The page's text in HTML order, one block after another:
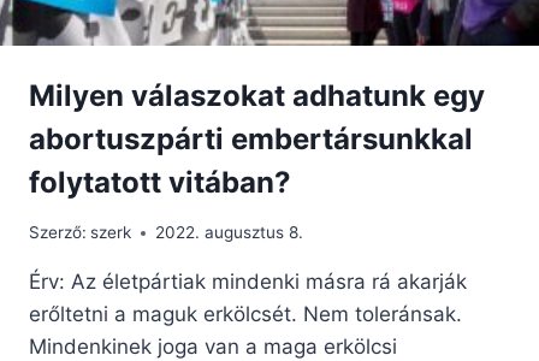
Milyen válaszokat adhatunk egy
abortuszpárti embertársunkkal
folytatott vitában?
Szerző: szerk 2022. augusztus 8.
Érv: Az életpártiak mindenki másra rá akarják
erőltetni a maguk erkölcsét. Nem toleránsak.
Mindenkinek joga van a maga erkölcsi